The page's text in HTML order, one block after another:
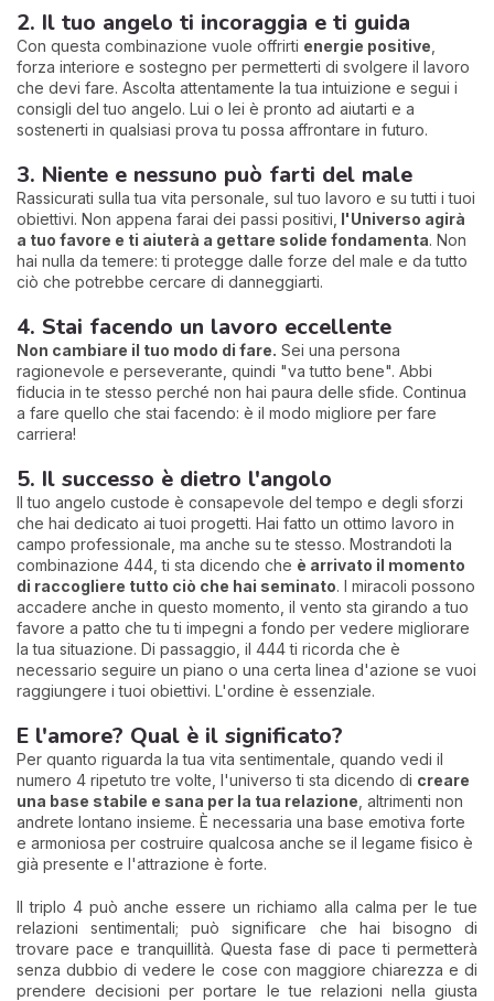
2. Il tuo angelo ti incoraggia e ti guida
Con questa combinazione vuole offrirti energie positive
forza interiore e sostegno per permetterti di svolgere il lavoro
che devi fare. Ascolta attentamente la tua intuizione e segui i
consigli del tuo angelo. Lui o lei è pronto ad aiutarti e a
sostenerti in qualsiasi prova tu possa affrontare in futuro.
3. Niente e nessuno può farti del male
Rassicurati sulla tua vita personale, sul tuo lavoro e su tutti i tuoi
obiettivi. Non appena farai dei passi positivi, l'Universo agirà
a tuo favore e ti aiuterà a gettare solide fondamenta. Non
hai nulla da temere: ti protegge dalle forze del male e da tutto
ciò che potrebbe cercare di danneggiarti.
4. Stai facendo un lavoro eccellente
Non cambiare il tuo modo di fare. Sei una persona
ragionevole e perseverante, quindi "va tutto bene". Abbi
fiducia in te stesso perché non hai paura delle sfide. Continua
a fare quello che stai facendo: è il modo migliore per fare
carriera!
5. Il successo è dietro l'angolo
Il tuo angelo custode è consapevole del tempo e degli sforzi
che hai dedicato ai tuoi progetti. Hai fatto un ottimo lavoro in
campo professionale, ma anche su te stesso. Mostrandoti la
combinazione 444, ti sta dicendo che è arrivato il momento
di raccogliere tutto ciò che hai seminato. I miracoli possono
accadere anche in questo momento, il vento sta girando a tuo
favore a patto che tu ti impegni a fondo per vedere migliorare
la tua situazione. Di passaggio, il 444 ti ricorda che è
necessario seguire un piano o una certa linea d'azione se vuoi
raggiungere i tuoi obiettivi. L'ordine è essenziale.
E l'amore? Qual è il significato?
Per quanto riguarda la tua vita sentimentale, quando vedi il
numero 4 ripetuto tre volte, l'universo ti sta dicendo di creare
una base stabile e sana per la tua relazione , altrimenti non
andrete lontano insieme. È necessaria una base emotiva forte
e armoniosa per costruire qualcosa anche se il legame fisico è
già presente e l'attrazione è forte.
Il triplo 4 può anche essere un richiamo alla calma per le tue
relazioni sentimentali; può significare che hai bisogno di
trovare pace e tranquillità. Questa fase di pace ti permetterà
senza dubbio di vedere le cose con maggiore chiarezza e di
prendere decisioni per portare le tue relazioni nella giusta